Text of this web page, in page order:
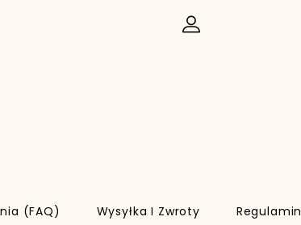
(FAQ) Wysyłka I Zwroty Regulamin